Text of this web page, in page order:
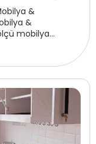
&
&
mobilya